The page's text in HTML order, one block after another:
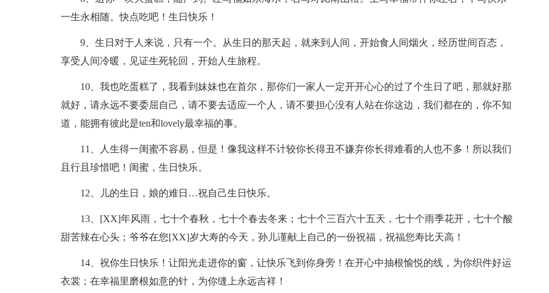
一生永相随。快点吃吧！生日快乐！
9、生日对于人来说，只有一个。从生日的那天起，就来到人间，开始食人间烟火，经历世间百态，
享受人间冷暖，见证生死轮回，开始人生旅程。
10、我也吃蛋糕了，我看到妹妹也在首尔，那你们一家人一定开开心心的过了个生日了吧，那就好那
就好，请永远不要委屈自己，请不要去适应一个人，请不要担心没有人站在你这边，我们都在的，你不知
道，能拥有彼此是ten和lovely最幸福的事。
11、人生得一闺蜜不容易，但是！像我这样不计较你长得丑不嫌弃你长得难看的人也不多！所以我们
且行且珍惜吧！闺蜜，生日快乐。
12、儿的生日，娘的难日…祝自己生日快乐。
13、[XX]年风雨，七十个春秋，七十个春去冬来；七十个三百六十五天，七十个雨季花开，七十个酸
甜苦辣在心头；爷爷在您[XX]岁大寿的今天，孙儿谨献上自己的一份祝福，祝福您寿比天高！
14、祝你生日快乐！让阳光走进你的窗，让快乐飞到你身旁！在开心中抽根愉悦的线，为你织件好运
衣裳；在幸福里磨根如意的针，为你缝上永远吉祥！